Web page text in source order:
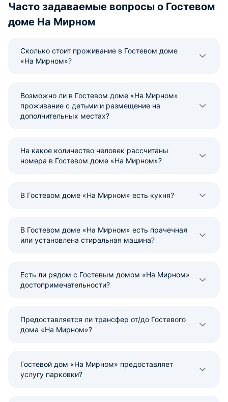
Часто задаваемые вопросы о Гостевом
доме На Мирном
Сколько стоит проживание в Гостевом доме
«На Мирном»?
Возможно ли в Гостевом доме «На Мирном»
проживание с детьми и размещение на
дополнительных местах?
На какое количество человек рассчитаны
номера в Гостевом доме «На Мирном»?
В Гостевом доме «На Мирном» есть кухня?
В Гостевом доме «На Мирном» есть прачечная
или установлена стиральная машина?
Есть ли рядом с Гостевым домом «На Мирном»
достопримечательности?
Предоставляется ли трансфер от/до Гостевого
дома «На Мирном»?
Гостевой дом «На Мирном» предоставляет
услугу парковки?